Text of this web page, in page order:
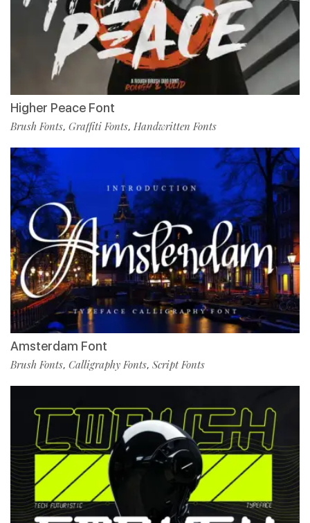
Higher Peace Font
Brush Fonts, Graffiti Fonts, Handwritten Fonts
Amsterdam Font
Brush Fonts, Calligraphy Fonts, Script Fonts